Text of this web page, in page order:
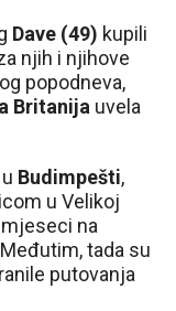
Dave (49) kupili
njih i njihove
popodneva,
Britanija uvela
Budimpešti,
u Velikoj
na
tada su
putovanja